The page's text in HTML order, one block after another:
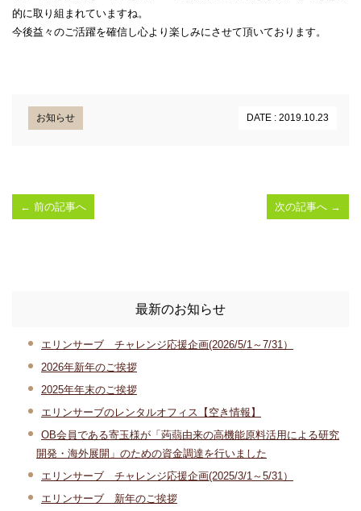
的に取り組まれていますね。
今後益々のご活躍を確信し心より楽しみにさせて頂いております。
お知らせ DATE : 2019.10.23
← 前の記事へ 次の記事へ →
最新のお知らせ
エリンサーブ チャレンジ応援企画(2026/5/1～7/31）
2026年新年のご挨拶
2025年年末のご挨拶
エリンサーブのレンタルオフィス【空き情報】
OB会員である寄玉様が「蒟蒻由来の高機能原料活用による研究
開発・海外展開」のための資金調達を行いました
エリンサーブ チャレンジ応援企画(2025/3/1～5/31）
エリンサーブ 新年のご挨拶